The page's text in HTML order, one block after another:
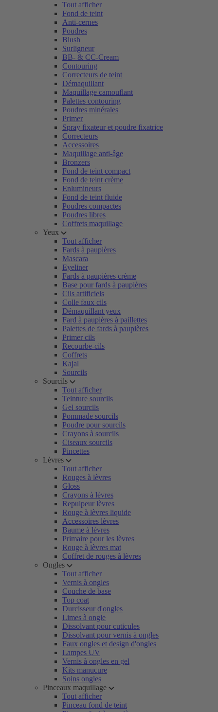
Tout afficher
Fond de teint
Anti-cernes
Poudres
Blush
Surligneur
BB- & CC-Cream
Contouring
Correcteurs de teint
Démaquillant
Maquillage camouflant
Palettes contouring
Poudres minérales
Primer
Spray fixateur et poudre fixatrice
Correcteurs
Accessoires
Maquillage anti-âge
Bronzers
Fond de teint compact
Fond de teint crème
Enlumineurs
Fond de teint fluide
Poudres compactes
Poudres libres
Coffrets maquillage
Yeux
Tout afficher
Fards à paupières
Mascara
Eyeliner
Fards à paupières crème
Base pour fards à paupières
Cils artificiels
Colle faux cils
Démaquillant yeux
Fard à paupières à paillettes
Palettes de fards à paupières
Primer cils
Recourbe-cils
Coffrets
Kajal
Sourcils
Sourcils
Tout afficher
Teinture sourcils
Gel sourcils
Pommade sourcils
Poudre pour sourcils
Crayons à sourcils
Ciseaux sourcils
Pincettes
Lèvres
Tout afficher
Rouges à lèvres
Gloss
Crayons à lèvres
Repulpeur lèvres
Rouge à lèvres liquide
Accessoires lèvres
Baume à lèvres
Primaire pour les lèvres
Rouge à lèvres mat
Coffret de rouges à lèvres
Ongles
Tout afficher
Vernis à ongles
Couche de base
Top coat
Durcisseur d'ongles
Limes à ongle
Dissolvant pour cuticules
Dissolvant pour vernis à ongles
Faux ongles et design d'ongles
Lampes UV
Vernis à ongles en gel
Kits manucure
Soins ongles
Pinceaux maquillage
Tout afficher
Pinceau fond de teint